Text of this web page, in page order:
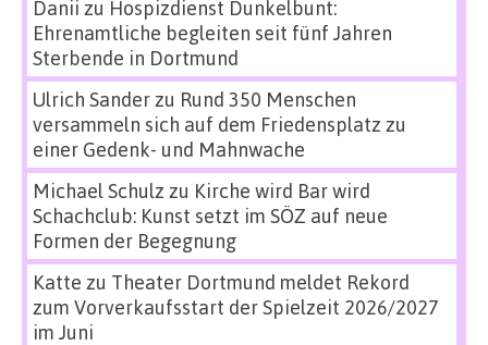
Danii zu Hospizdienst Dunkelbunt:
Ehrenamtliche begleiten seit fünf Jahren
Sterbende in Dortmund
Ulrich Sanderzu Rund 350 Menschen
versammeln sich auf dem Friedensplatz zu
einer Gedenk- und Mahnwache
Michael Schulz zu Kirche wird Bar wird
Schachclub: Kunst setzt im SÖZ auf neue
Formen der Begegnung
Katte zu Theater Dortmund meldet Rekord
zum Vorverkaufsstart der Spielzeit 2026/2027
im Juni